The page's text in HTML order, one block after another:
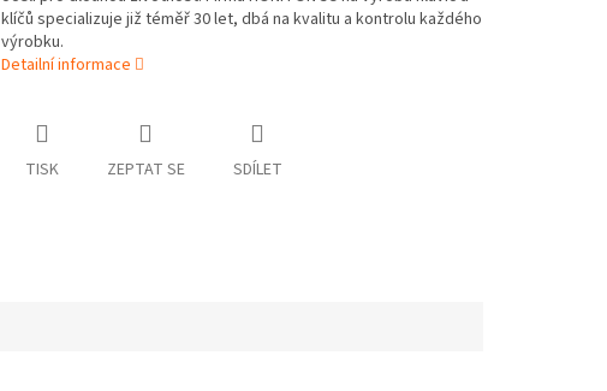
klíčů specializuje již téměř 30 let, dbá na kvalitu a kontrolu každého
výrobku.
Detailní informace
TISK ZEPTAT SE SDÍLET